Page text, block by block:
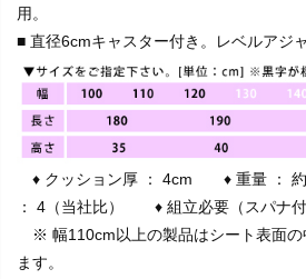
用。
■ 直径6cmキャスター付き。レベルアジ
♦ クッション厚 ： 4cm ♦ 重量 ：
： 4（当社比） ♦ 組立必要（スパナ付
※ 幅110cm以上の製品はシート表面の
ます。